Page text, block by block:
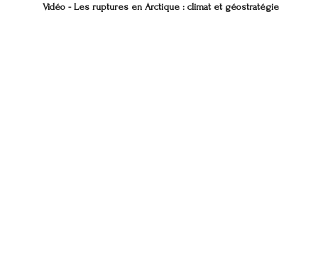
Vidéo - Les ruptures en Arctique : climat et géostratégie